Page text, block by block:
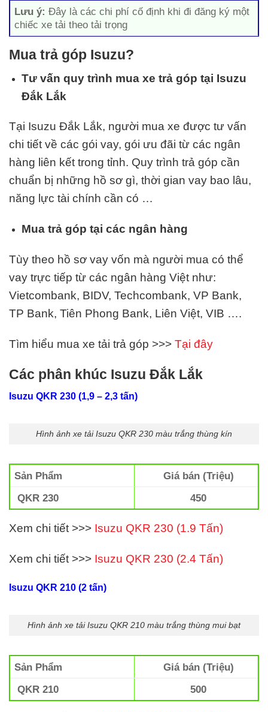
Lưu ý:Đây là các chi phí cố định khi đi đăng ký một
chiếc xe tải theo tải trọng
Mua trả góp Isuzu?
Tư vấn quy trình mua xe trả góp tại Isuzu
Đắk Lắk
Tại Isuzu Đắk Lắk, người mua xe được tư vấn
chi tiết về các gói vay, gói ưu đãi từ các ngân
hàng liên kết trong tỉnh. Quy trình trả góp cần
chuẩn bị những hồ sơ gì, thời gian vay bao lâu,
năng lực tài chính cần có …
Mua trả góp tại các ngân hàng
Tùy theo hồ sơ vay vốn mà người mua có thể
vay trực tiếp từ các ngân hàng Việt như:
Vietcombank, BIDV, Techcombank, VP Bank,
TP Bank, Tiên Phong Bank, Liên Việt, VIB ….
Tìm hiểu mua xe tải trả góp >>> Tại đây
Các phân khúc Isuzu Đắk Lắk
Isuzu QKR 230 (1,9 – 2,3 tấn)
Hình ảnh xe tải Isuzu QKR 230 màu trắng thùng kín
Sản Phẩm
Giá bán (Triệu)
QKR 230
450
Xem chi tiết >>> Isuzu QKR 230 (1.9 Tấn)
Xem chi tiết >>> Isuzu QKR 230 (2.4 Tấn)
Isuzu QKR 210 (2 tấn)
Hình ảnh xe tải Isuzu QKR 210 màu trắng thùng mui bạt
Sản Phẩm
Giá bán (Triệu)
QKR 210
500